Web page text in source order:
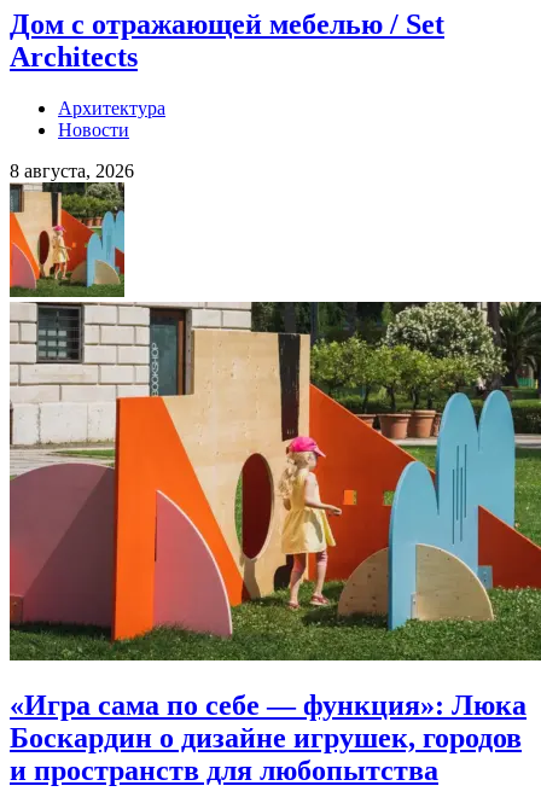
Дом с отражающей мебелью / Set
Architects
Архитектура
Новости
8 августа, 2026
«Игра сама по себе — функция»: Люка
Боскардин о дизайне игрушек, городов
и пространств для любопытства